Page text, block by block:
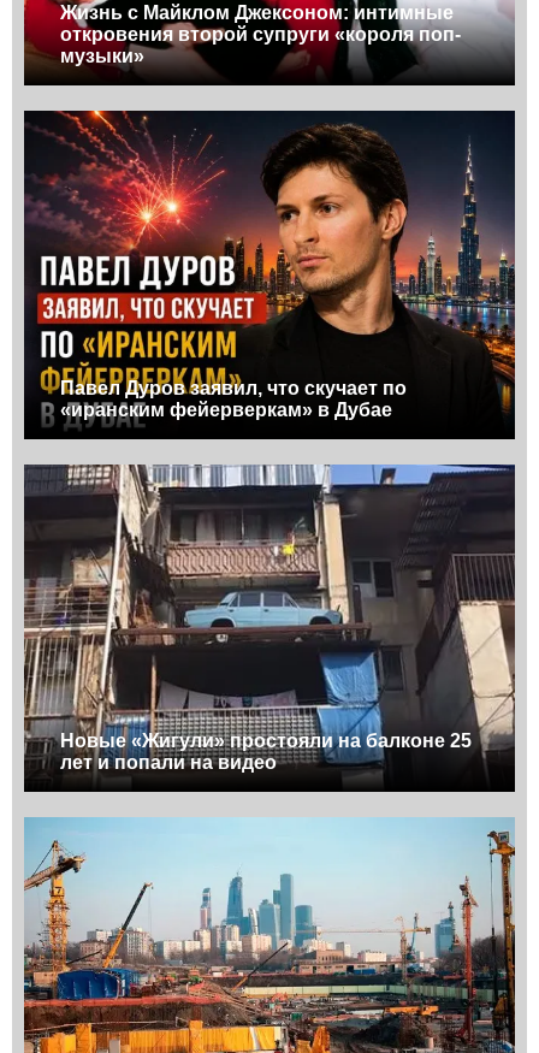
Жизнь с Майклом Джексоном: интимные
откровения второй супруги «короля поп-
музыки»
Павел Дуров заявил, что скучает по
«иранским фейерверкам» в Дубае
Новые «Жигули» простояли на балконе 25
лет и попали на видео